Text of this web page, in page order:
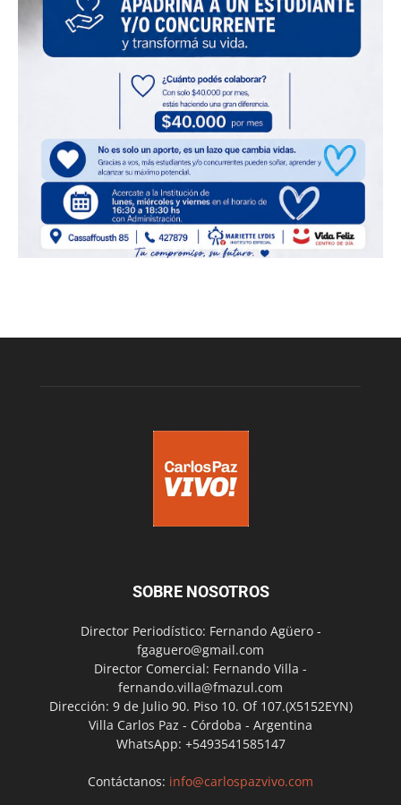
SOBRE NOSOTROS
Director Periodístico: Fernando Agüero -
fgaguero@gmail.com
Director Comercial: Fernando Villa -
fernando.villa@fmazul.com
Dirección: 9 de Julio 90. Piso 10. Of 107.(X5152EYN)
Villa Carlos Paz - Córdoba - Argentina
WhatsApp: +5493541585147
Contáctanos: info@carlospazvivo.com